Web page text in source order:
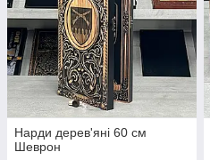
Нарди дерев'яні 60 см
Шеврон